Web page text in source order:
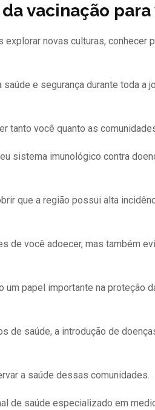
vacinação
explorar novas culturas, conhecer
e segurança durante toda a
tanto você quanto as
sistema imunológico contra
que a região possui alta
de você adoecer, mas também
papel importante na proteção
de saúde, a introdução de
a saúde dessas comunidades.
de saúde especializado em